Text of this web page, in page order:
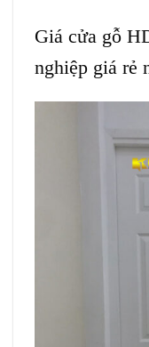
Giá cửa gỗ
nghiệp giá rẻ